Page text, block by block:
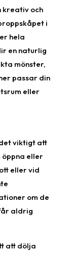
kreativ och
i
hela
en naturlig
mönster,
passar din
eller
viktigt att
öppna eller
eller vid
om de
aldrig
att dölja